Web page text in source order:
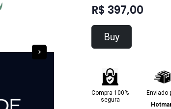
R$ 397,00
Buy
Compra 100%
segura
Enviado